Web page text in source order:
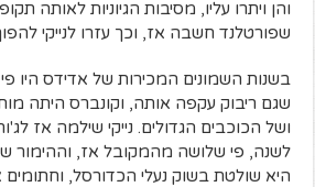
והן ויתרו עליו, מסיבות הגיוניות לאותה
שפורטלנד חשבה אז, וכך עזרו לנייקי
בשנות השמונים המכירות של אדידס היו
ושל הכוכבים הגדולים. נייקי שילמה אז
לשנה, פי שלושה מהמקובל אז, וההימור
היא שולטת בשוק נעלי הכדורסל,